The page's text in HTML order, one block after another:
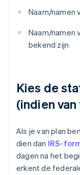
Naam/namen
Naam/namen
bekend zijn
Kies de
(indien
Als je van plan
dien dan IRS-
dagen na het
erkent de